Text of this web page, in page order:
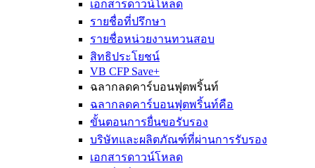
เอกสารดาวน์โหลด
รายชื่อที่ปรึกษา
รายชื่อหน่วยงานทวนสอบ
สิทธิประโยชน์
VB CFP Save+
ฉลากลดคาร์บอนฟุตพริ้นท์
ฉลากลดคาร์บอนฟุตพริ้นท์คือ
ขั้นตอนการยื่นขอรับรอง
บริษัทและผลิตภัณฑ์ที่ผ่านการรับรอง
เอกสารดาวน์โหลด